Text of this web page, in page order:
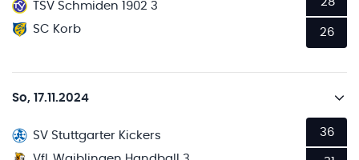
TSV Schmiden 1902 3
SC Korb
26
So, 17.11.2024
SV Stuttgarter Kickers
36